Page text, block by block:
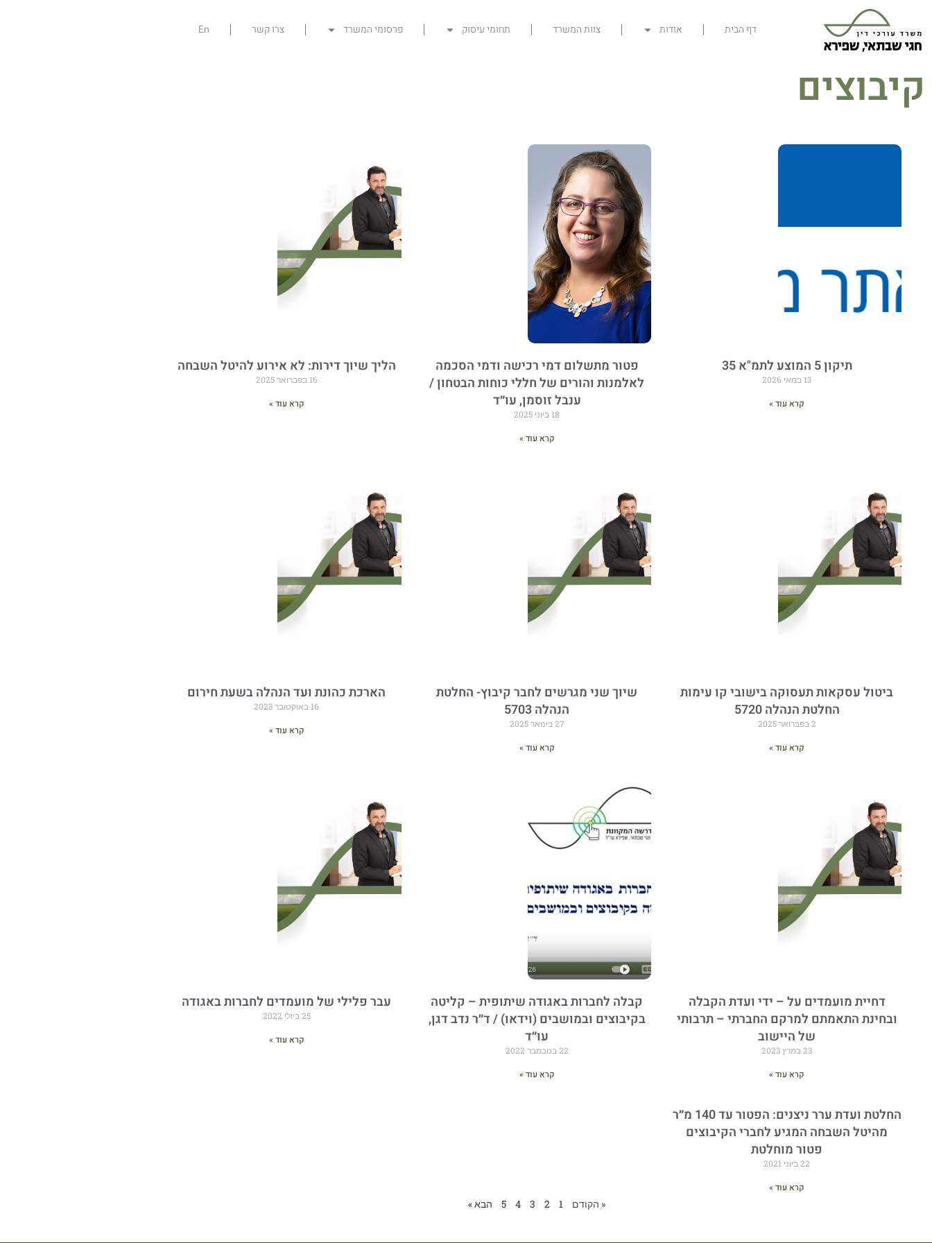
דף הבית אודות צוות המשרד תחומי עיסוק פרסומי המשרד צרו קשר En
קיבוצים
תיקון 5 המוצע לתמ"א 35
13 במאי 2026
קרא עוד »
פטור מתשלום דמי רכישה ודמי הסכמה
לאלמנות והורים של חללי כוחות הבטחון /
ענבל זוסמן, עו״ד
18 ביוני 2025
קרא עוד »
הליך שיוך דירות: לא אירוע להיטל השבחה
16 בפברואר 2025
קרא עוד »
ביטול עסקאות תעסוקה בישובי קו עימות
החלטת הנהלה 5720
2 בפברואר 2025
קרא עוד »
שיוך שני מגרשים לחבר קיבוץ- החלטת
הנהלה 5703
27 בינואר 2025
קרא עוד »
הארכת כהונת ועד הנהלה בשעת חירום
16 באוקטובר 2023
קרא עוד »
דחיית מועמדים על – ידי ועדת הקבלה
ובחינת התאמתם למרקם החברתי – תרבותי
של היישוב
23 במרץ 2023
קרא עוד »
קבלה לחברות באגודה שיתופית – קליטה
בקיבוצים ובמושבים (וידאו) / ד״ר נדב דגן,
עו״ד
22 בנובמבר 2022
קרא עוד »
עבר פלילי של מועמדים לחברות באגודה
25 ביולי 2022
קרא עוד »
החלטת ועדת ערר ניצנים: הפטור עד 140 מ״ר
מהיטל השבחה המגיע לחברי הקיבוצים
פטור מוחלטת
22 ביוני 2021
קרא עוד »
« הקודם 1
2
3
4
5 הבא »